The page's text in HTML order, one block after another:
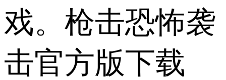
戏。枪击恐怖袭
击官方版下载